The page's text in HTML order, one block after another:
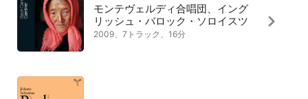
モンテヴェルディ合唱団、イング
リッシュ・バロック・ソロイスツ
2009、7トラック、16分